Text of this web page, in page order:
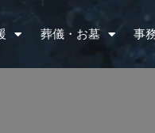
葬儀・お墓 事